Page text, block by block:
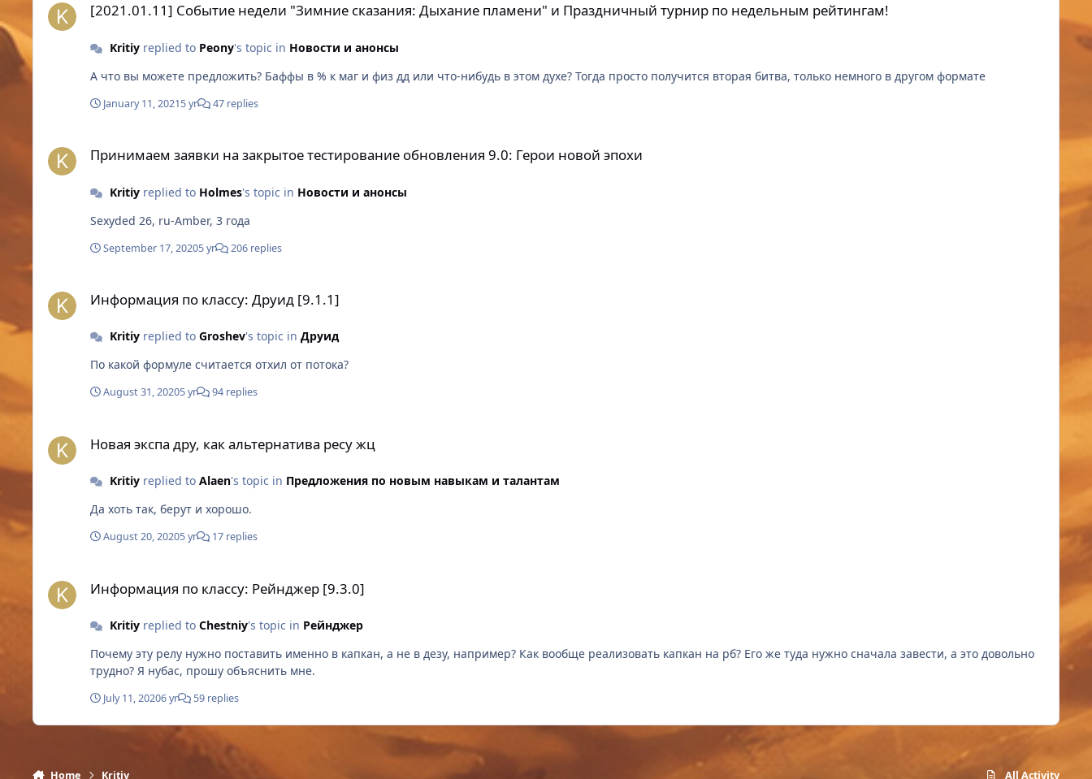
[2021.01.11] Событие недели "Зимние сказания: Дыхание пламени" и Праздничный турнир по недельным рейтингам!
Kritiyreplied to Peony's topic in Новости и анонсы
А что вы можете предложить? Баффы в % к маг и физ дд или что-нибудь в этом духе? Тогда просто получится вторая битва, только немного в другом формате
January 11, 20215 yr 47 replies
Принимаем заявки на закрытое тестирование обновления 9.0: Герои новой эпохи
Kritiyreplied to Holmes's topic in Новости и анонсы
Sexyded 26, ru-Amber, 3 года
September 17, 20205 yr 206 replies
Информация по классу: Друид [9.1.1]
Kritiyreplied to Groshev's topic in Друид
По какой формуле считается отхил от потока?
August 31, 20205 yr 94 replies
Новая экспа дру, как альтернатива ресу жц
Kritiyreplied to Alaen's topic in Предложения по новым навыкам и талантам
Да хоть так, берут и хорошо.
August 20, 20205 yr 17 replies
Информация по классу: Рейнджер [9.3.0]
Kritiyreplied to Chestniy's topic in Рейнджер
Почему эту релу нужно поставить именно в капкан, а не в дезу, например? Как вообще реализовать капкан на рб? Его же туда нужно сначала завести, а это довольно
трудно? Я нубас, прошу объяснить мне.
July 11, 20206 yr 59 replies
Home Kritiy All Activity